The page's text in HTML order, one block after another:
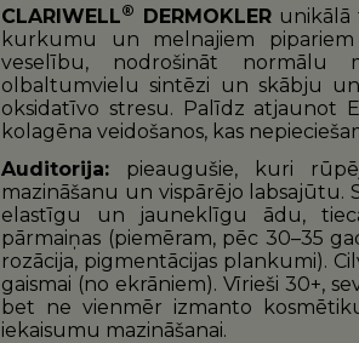
CLARIWELL® DERMOKLER unikālā
kurkumu un melnajiem
veselību, nodrošināt normālu
olbaltumvielu sintēzi un skābju
oksidatīvo stresu. Palīdz atjaunot
kolagēna veidošanos, kas
Auditorija: pieaugušie,
kuri
mazināšanu un vispārējo labsajūtu.
elastīgu un jauneklīgu ādu,
pārmaiņas (piemēram, pēc 30–35
rozācija, pigmentācijas plankumi).
gaismai (no ekrāniem). Vīrieši 30+,
bet ne vienmēr izmanto
iekaisumu mazināšanai.